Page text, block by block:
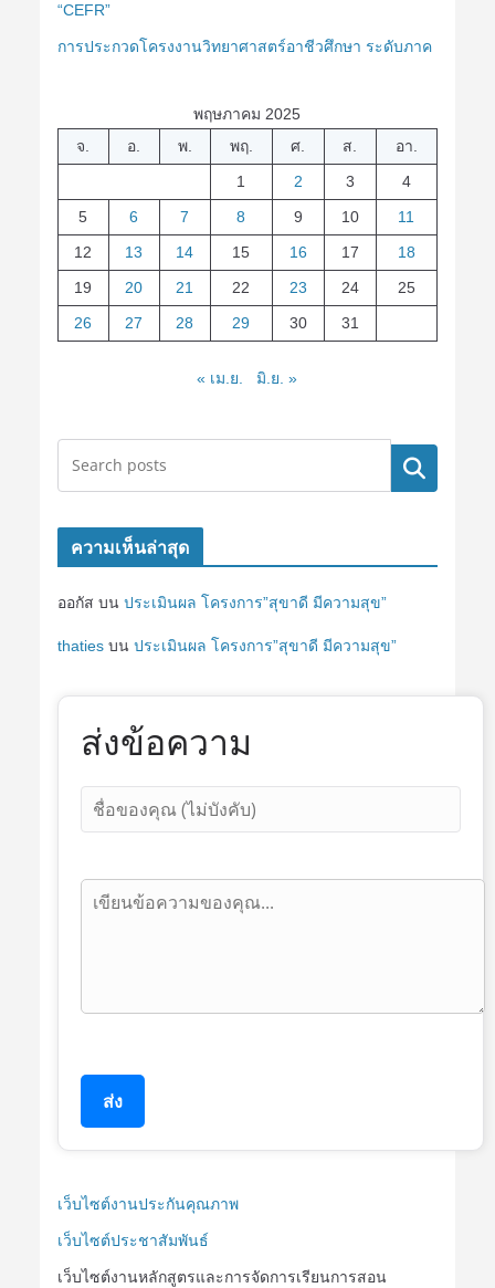
“CEFR”
การประกวดโครงงานวิทยาศาสตร์อาชีวศึกษา ระดับภาค
พฤษภาคม 2025
จ.
อ. พ. พฤ. ศ. ส.
อา.
1
2 3
4
5
6 7 8 9 10
11
12
13 14 15 16 17
18
19
20 21 22 23 24
25
26
27 28 29 30 31
« เม.ย. มิ.ย. »
ค้นหา
ความเห็นล่าสุด
ออกัส บน ประเมินผล โครงการ”สุขาดี มีความสุข”
thatiesบน ประเมินผล โครงการ”สุขาดี มีความสุข”
ส่งข้อความ
ส่ง
เว็บไซต์งานประกันคุณภาพ
เว็บไซต์ประชาสัมพันธ์
เว็บไซต์งานหลักสูตรและการจัดการเรียนการสอน